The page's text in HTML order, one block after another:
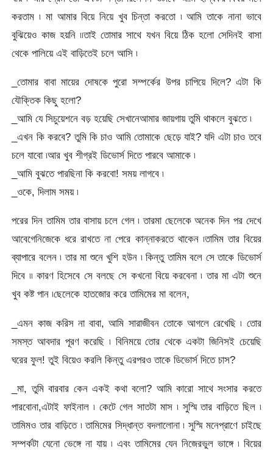
করতাম ৷ মা আমার বিয়ে নিয়ে খুব চিন্তা করতো ৷ আমি তাকে নানা ভাবে
বুঝিয়েও কাজ হয়নি ৷৷তাই তোমার সাথে যখন বিয়ে ঠিক হলো সেদিনই বাসা
থেকে পালিয়ে এই বাড়িতেই চলে আসি ৷
_তোমার বাবা মায়ের দোষকে পুরো সম্পর্কের উপর চাপিয়ে দিলে? এটা কি
যৌক্তিক কিছু হলো?
_আমি যে সিচুয়েশনে বড় হয়েছি সেখানেআমার জায়গায় তুমি থাকলে বুঝতে ৷
_এখন কি করবে? তুমি কি চাও আমি তোমাকে ছেড়ে যাই? যদি এটা চাও তবে
চলে যাবো ৷আর খুব শীগ্রই ডিভোর্স দিতে পারবে আমাকে ৷
_আমি বুঝতে পারছিনা কি করবো! সময় লাগবে ৷
_ওকে, দিলাম সময় ৷
পরের দিন তামিম তার বাসায় চলে গেল ৷ তারমা ছেলেকে অনেক দিন পর দেখে
আবেগেনিজেকে ধরে রাখতে না পেরে কান্নাকরতে থাকেন ৷তামিম তার বিয়ের
ব্যাপারে বলেন ৷ তার মা শুনে খুশি হউন ৷ কিন্তু তামিম বলে সে তাকে ডিভোর্স
দিবে ৷৷ কারণ হিসেবে সে বলছে সে কখনো বিয়ে করবেনা ৷ তার মা এটা শুনে
খুব কষ্ট পান ৷ছেলেকে হাতজোর করে তামিমের মা বলেন,
_এমন কাজ করিস না বাবা, আমি সারাজীবন তোকে আগলে রেখেছি ৷ তোর
সমস্ত আবদার পূরণ করেছি ৷ বিনিময়ে তোর থেকে একটা জিনিসই চেয়েছি
ঘরের ফুল! তুই বিয়েও করলি কিন্তু এরপরও তাকে ডিভোর্স দিতে চাস?
_মা, তুমি বারবার কেন একই কথা বলো? আমি কারো সাথে সংসার করতে
পারবোনা,এটাই ফাইনাল ৷ কেটে গেল সাতটা মাস ৷ সুস্মি তার বাড়িতে ছিল ৷
তামিমও তার বাড়িতে ৷ তামিমের সিদ্ধান্ত বদলালোনা ৷ সুস্মি মনেপ্রাণে চাইছে
সম্পর্কটা যেনো ভেঙ্গে না যায় ৷ এবং তামিমের যেন নিজেরভুল ভাঙ্গে ৷ বিয়ের